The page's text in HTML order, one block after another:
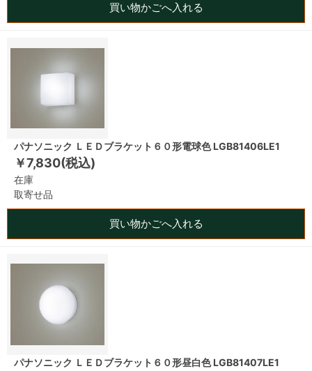
買い物かごへ入れる
パナソニック ＬＥＤブラケット６０形電球色 LGB81406LE1
￥7,830(税込)
在庫
取寄せ品
買い物かごへ入れる
パナソニック ＬＥＤブラケット６０形昼白色 LGB81407LE1